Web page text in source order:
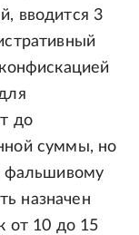
вводится 3
до
суммы, но
фальшивому
назначен
от 10 до 15